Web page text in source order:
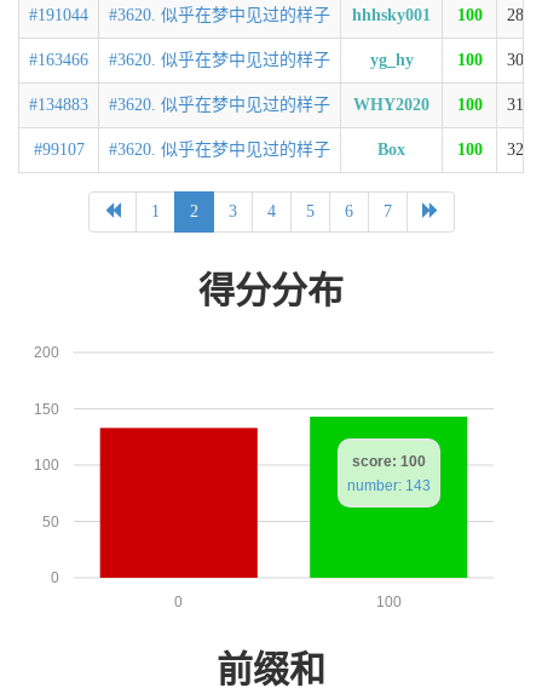
#191044 #3620. 似乎在梦中见过的样子 hhhsky001 100
#163466 #3620. 似乎在梦中见过的样子 yg_hy 100
#134883 #3620. 似乎在梦中见过的样子 WHY2020 100
#99107 #3620. 似乎在梦中见过的样子 Box 100
1 2 3 4 5 6 7
得分分布
0
50
100
150
200
100
0
score: 100
number: 143
前缀和